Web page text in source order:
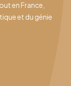
en France,
et du génie